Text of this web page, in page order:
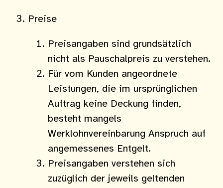
Preise
Preisangaben sind grundsätzlich
nicht als Pauschalpreis zu verstehen.
Für vom Kunden angeordnete
Leistungen, die im ursprünglichen
Auftrag keine Deckung finden,
besteht mangels
Werklohnvereinbarung Anspruch auf
angemessenes Entgelt.
Preisangaben verstehen sich
zuzüglich der jeweils geltenden